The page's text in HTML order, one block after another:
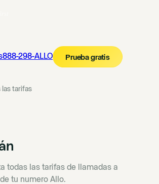
888-298-ALLO Prueba gratis
las tarifas
todas las tarifas de llamadas a
tu numero Allo.